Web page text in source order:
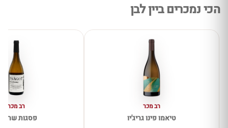
הכי נמכרים ביין לבן
רב מכר
טיאמו פינו גריג'יו
רב מכר
פסגות